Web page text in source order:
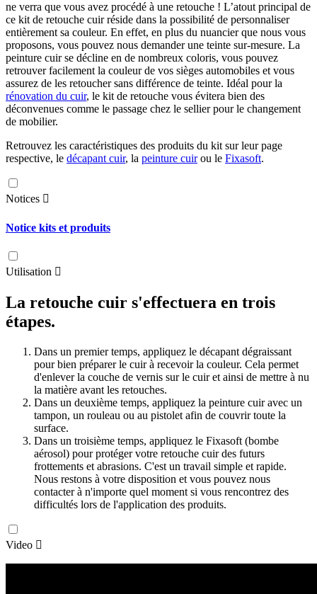
ne verra que vous avez procédé à une retouche ! L’atout principal de
ce kit de retouche cuir réside dans la possibilité de personnaliser
entièrement sa couleur. En effet, en plus du nuancier que nous vous
proposons, vous pouvez nous demander une teinte sur-mesure. La
peinture cuir se décline en de nombreux coloris, vous pouvez
retrouver facilement la couleur de vos sièges automobiles et vous
assurez de les retoucher sans différence de teinte. Idéal pour la
rénovation du cuir, le kit de retouche vous évitera bien des
déconvenues comme le passage chez le sellier pour le changement
de mobilier.
Retrouvez les caractéristiques des produits du kit sur leur page
respective, le décapant cuir, la peinture cuirou le Fixasoft.
Notices 
Notice kits et produits
Utilisation 
La retouche cuir s'effectuera en trois
étapes.
Dans un premier temps, appliquez le décapant dégraissant
pour bien préparer le cuir à recevoir la couleur. Cela permet
d'enlever la couche de vernis sur le cuir et ainsi de mettre à nu
la matière avant les retouches.
Dans un deuxième temps, appliquez la peinture cuir avec un
tampon, un rouleau ou au pistolet afin de couvrir toute la
surface.
Dans un troisième temps, appliquez le Fixasoft (bombe
aérosol) pour protéger votre retouche cuir des futurs
frottements et abrasions. C'est un travail simple et rapide.
Nous restons à votre disposition et vous pouvez nous
contacter à n'importe quel moment si vous rencontrez des
difficultés lors de l'application des produits.
Video 